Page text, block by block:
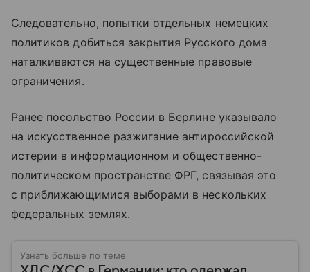
Следовательно, попытки отдельных немецких
политиков добиться закрытия Русского дома
наталкиваются на существенные правовые
ограничения.
Ранее посольство России в Берлине указывало
на искусственное разжигание антироссийской
истерии в информационном и общественно-
политическом пространстве ФРГ, связывая это
с приближающимися выборами в нескольких
федеральных землях.
Узнать больше по теме